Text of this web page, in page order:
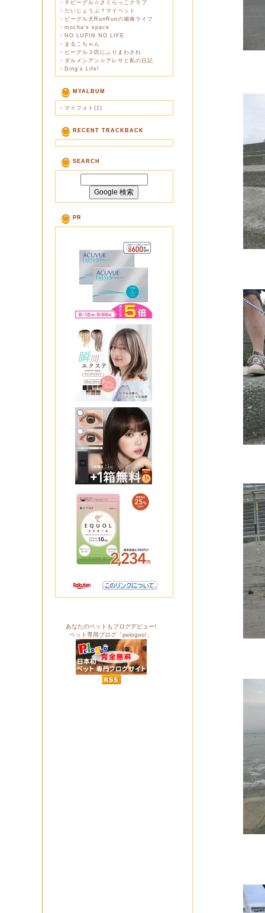
・ チビーグル☆さくらっこクラブ
・ だいじょうぶ？マイペット
・ ビーグル犬RunRunの湘南ライフ
・ mocha's space
・ NO LUPIN NO LIFE
・ まるこちゃん
・ ビーグル２匹にふりまわされ
・ ダルメシアン☆アレサと私の日記
・ Ding's Life!
MYALBUM
・ マイフォト(1)
RECENT TRACKBACK
SEARCH
PR
あなたのペットもブログデビュー!
ペット専用ブログ「pelogoo!」